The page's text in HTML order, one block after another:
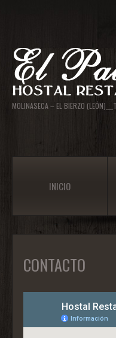
MOLINASECA – EL BIERZO
INICIO
CONTACTO